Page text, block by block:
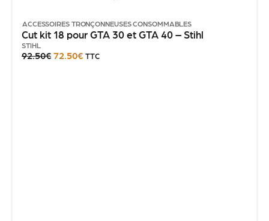
ACCESSOIRES TRONÇONNEUSES CONSOMMABLES
Cut kit 18 pour GTA 30 et GTA 40 – Stihl
STIHL
92.50€ 72.50€ TTC